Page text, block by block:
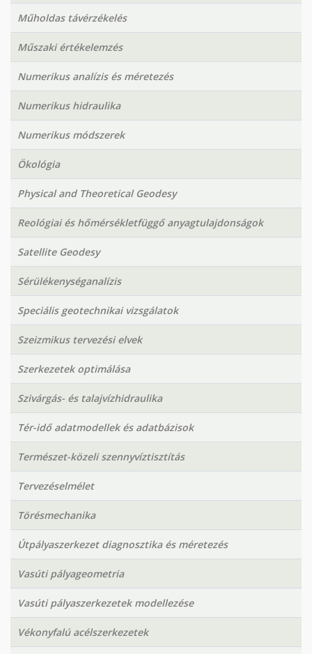
Műholdas távérzékelés
Műszaki értékelemzés
Numerikus analízis és méretezés
Numerikus hidraulika
Numerikus módszerek
Ökológia
Physical and Theoretical Geodesy
Reológiai és hőmérsékletfüggő anyagtulajdonságok
Satellite Geodesy
Sérülékenységanalízis
Speciális geotechnikai vizsgálatok
Szeizmikus tervezési elvek
Szerkezetek optimálása
Szivárgás- és talajvízhidraulika
Tér-idő adatmodellek és adatbázisok
Természet-közeli szennyvíztisztítás
Tervezéselmélet
Törésmechanika
Útpályaszerkezet diagnosztika és méretezés
Vasúti pályageometria
Vasúti pályaszerkezetek modellezése
Vékonyfalú acélszerkezetek